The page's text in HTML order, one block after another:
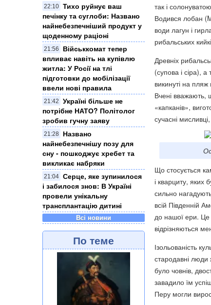
22:10 Тихо руйнує ваш
печінку та суглоби: Названо
найнебезпечніший продукт у
щоденному раціоні
21:56
Військкомат тепер
впливає навіть на купівлю
житла: У Росії на тлі
підготовки до мобілізації
ввели нові правила
21:42
Україні більше не
потрібне НАТО? Політолог
зробив гучну заяву
21:28
Названо
найнебезпечнішу позу для
сну - пошкоджує хребет та
викликає набряки
21:04 Серце, яке зупинилося
і забилося знов: В Україні
провели унікальну
трансплантацію дитині
Всі новини
По теме
так і
Водився лобан
води лагун і
рибальських
Древніх
(супова і сіра),
викинуті на
Вчені вважають,
«капканів»,
сучасні
Що стосується
і кварциту, яких
сильно
всій Південній
до нашої ери. Це
відрізняються
Ізольованість
стародавні люди
було човнів,
завадило їм
Перу могли